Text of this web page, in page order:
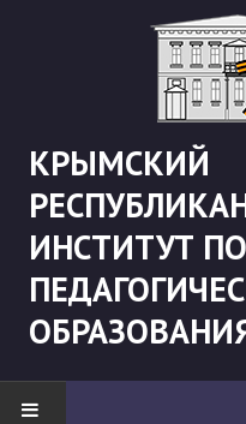
КРЫМСКИЙ
ИНСТИТУТ